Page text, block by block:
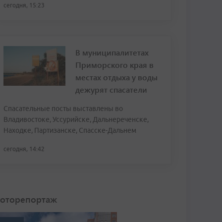
сегодня, 15:23
В муниципалитетах
Приморского края в
местах отдыха у воды
дежурят спасатели
Спасательные посты выставлены во
Владивостоке, Уссурийске, Дальнереченске,
Находке, Партизанске, Спасске-Дальнем
сегодня, 14:42